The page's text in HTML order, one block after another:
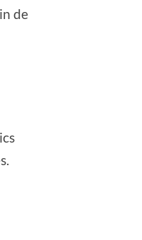
de